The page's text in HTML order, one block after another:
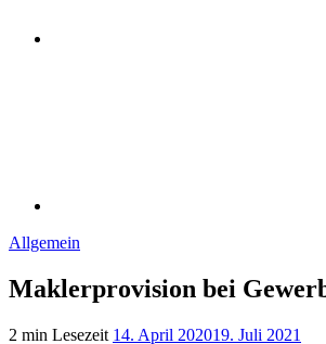
Allgemein
Maklerprovision bei
2 min Lesezeit 14. April 202019. Juli 2021